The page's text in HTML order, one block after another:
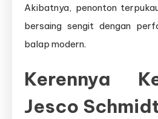
Akibatnya, penonton
bersaing sengit dengan
balap modern.
Kerennya
Jesco